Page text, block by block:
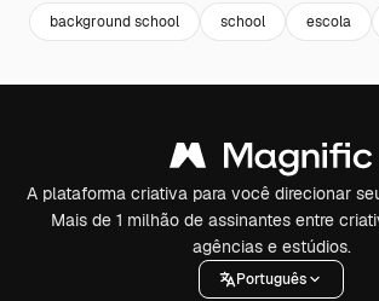
background school school escola
A plataforma criativa para você direcionar
Mais de 1 milhão de assinantes entre
agências e estúdios.
Português